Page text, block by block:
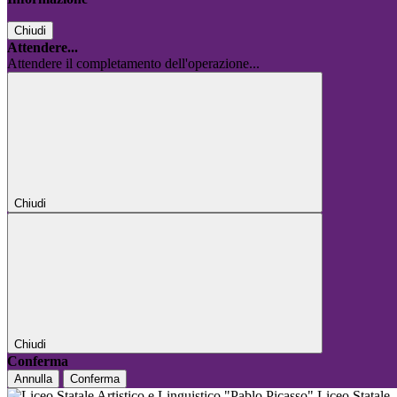
Chiudi
Attendere...
Attendere il completamento dell'operazione...
Chiudi
Chiudi
Conferma
Annulla Conferma